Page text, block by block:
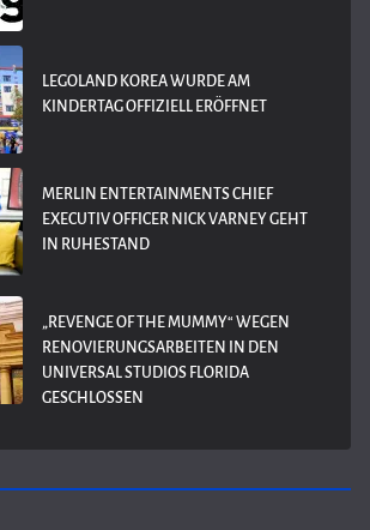
LEGOLAND KOREA WURDE AM
KINDERTAG OFFIZIELL ERÖFFNET
MERLIN ENTERTAINMENTS CHIEF
EXECUTIV OFFICER NICK VARNEY GEHT
IN RUHESTAND
„REVENGE OF THE MUMMY“ WEGEN
RENOVIERUNGSARBEITEN IN DEN
UNIVERSAL STUDIOS FLORIDA
GESCHLOSSEN